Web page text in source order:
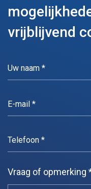
vrijblijvend
Vraag of opmerking